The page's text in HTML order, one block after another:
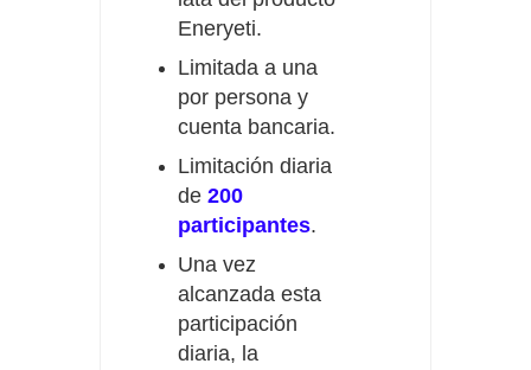
Eneryeti.
Limitada a una
por persona y
cuenta bancaria.
Limitación diaria
de 200
participantes.
Una vez
alcanzada esta
participación
diaria, la